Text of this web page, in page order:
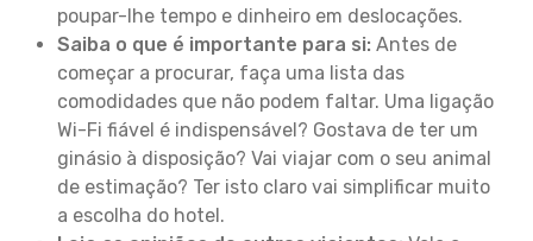
poupar-lhe tempo e dinheiro em deslocações.
Saiba o que é importante para si: Antes de
começar a procurar, faça uma lista das
comodidades que não podem faltar. Uma ligação
Wi-Fi fiável é indispensável? Gostava de ter um
ginásio à disposição? Vai viajar com o seu animal
de estimação? Ter isto claro vai simplificar muito
a escolha do hotel.